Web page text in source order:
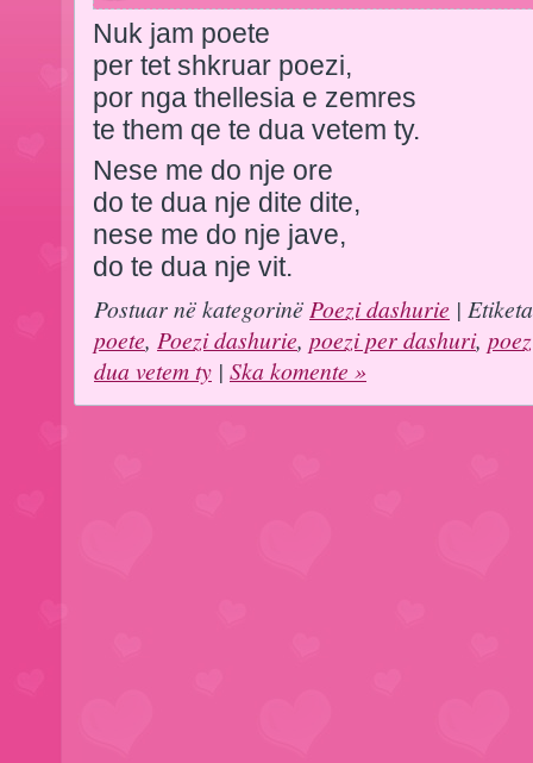
Nuk jam poete
per tet shkruar poezi,
por nga thellesia e zemres
te them qe te dua vetem ty.
Nese me do nje ore
do te dua nje dite dite,
nese me do nje jave,
do te dua nje vit.
Postuar në kategorinë Poezi dashurie |
poete, Poezi dashurie, poezi per dashuri,
dua vetem ty | Ska komente »